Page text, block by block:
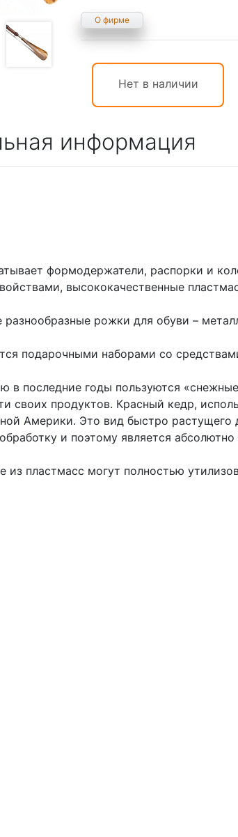
О фирме
Нет в наличии
информация
формодержатели, распорки и
высококачественные
разнообразные рожки для обуви –
подарочными наборами со
в последние годы пользуются
своих продуктов. Красный кедр,
Америки. Это вид быстро
и поэтому является
из пластмасс могут полностью